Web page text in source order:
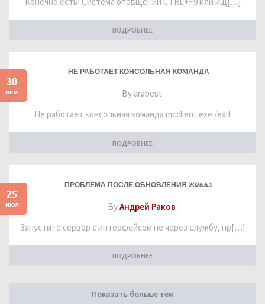
ПОДРОБНЕЕ
30
июл
НЕ РАБОТАЕТ КОНСОЛЬНАЯ КОМАНДА
- By arabest
Не работает консольная команда mcclient.exe /exit
ПОДРОБНЕЕ
25
июл
ПРОБЛЕМА ПОСЛЕ ОБНОВЛЕНИЯ 2026.6.1
- ByАндрей Раков
Запустите сервер с интерфейсом не через службу, пр[…]
ПОДРОБНЕЕ
Показать больше тем